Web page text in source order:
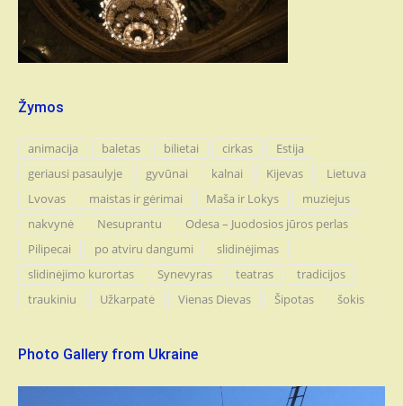
Žymos
animacija baletas bilietai cirkas
Estija
geriausi pasaulyje
gyvūnai kalnai Kijevas
Lietuva
Lvovas
maistas ir gėrimai Maša ir Lokys
muziejus
nakvynė
Nesuprantu
Odesa – Juodosios jūros perlas
Pilipecai
po atviru dangumi
slidinėjimas
slidinėjimo kurortas
Synevyras teatras
tradicijos
traukiniu
Užkarpatė Vienas Dievas Šipotas šokis
Photo Gallery from Ukraine